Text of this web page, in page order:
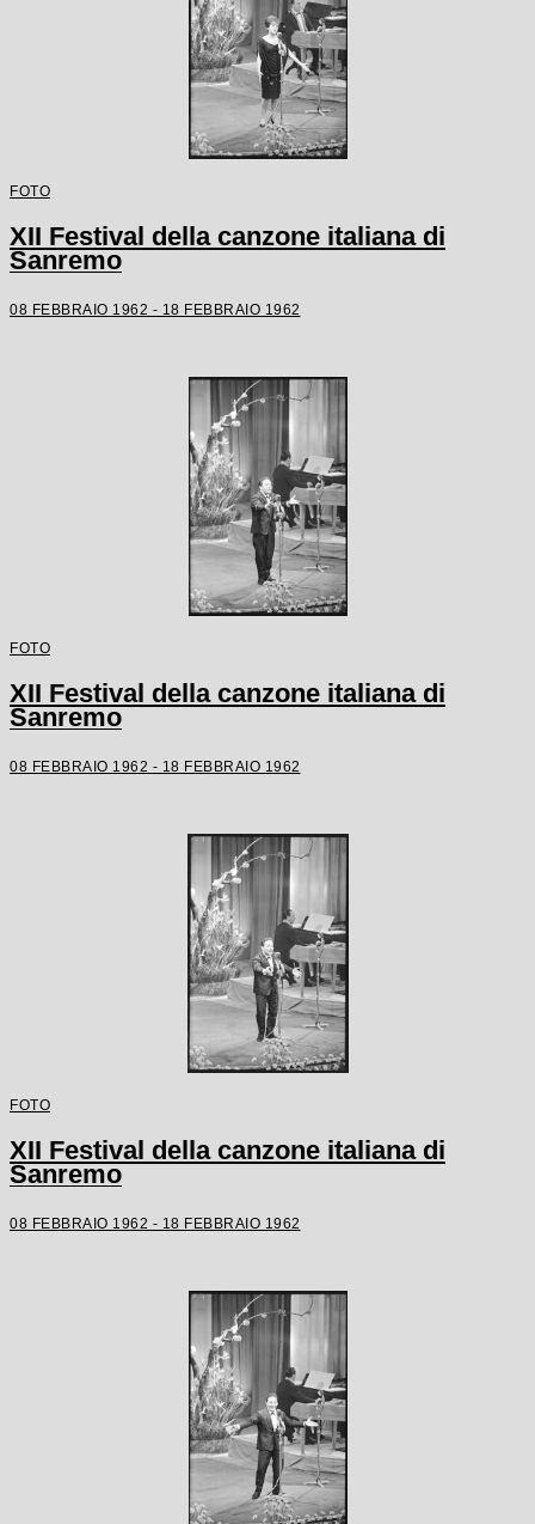
FOTO
XII Festival della canzone italiana di
Sanremo
08 FEBBRAIO 1962 - 18 FEBBRAIO 1962
FOTO
XII Festival della canzone italiana di
Sanremo
08 FEBBRAIO 1962 - 18 FEBBRAIO 1962
FOTO
XII Festival della canzone italiana di
Sanremo
08 FEBBRAIO 1962 - 18 FEBBRAIO 1962